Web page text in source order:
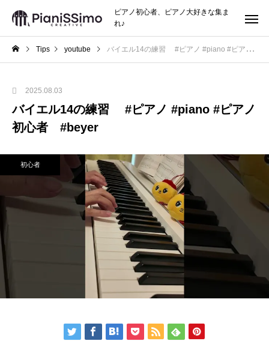
ピアノ初心者、ピアノ大好きな集ま
れ♪
Tips youtube バイエル14の練習 #ピアノ #piano #ピアノ初心者 #beyer
2025.08.03
バイエル14の練習 #ピアノ #piano #ピアノ
初心者 #beyer
初心者